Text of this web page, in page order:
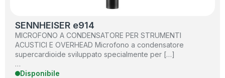
SENNHEISER e914
MICROFONO A CONDENSATORE PER STRUMENTI
ACUSTICI E OVERHEAD Microfono a condensatore
supercardioide sviluppato specialmente per […]
…
Disponibile